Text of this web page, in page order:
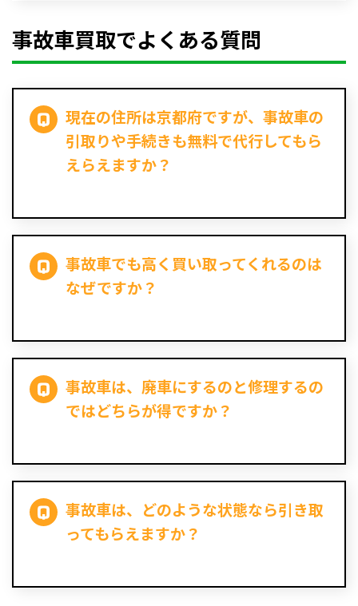
事故車買取でよくある質問
現在の住所は京都府ですが、事故車の
引取りや手続きも無料で代行してもら
えらえますか？
事故車でも高く買い取ってくれるのは
なぜですか？
事故車は、廃車にするのと修理するの
ではどちらが得ですか？
事故車は、どのような状態なら引き取
ってもらえますか？